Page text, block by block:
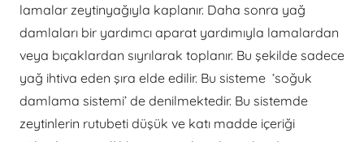
lamalar zeytinyağıyla kaplanır. Daha sonra yağ
damlaları bir yardımcı aparat yardımıyla lamalardan
veya bıçaklardan sıyrılarak toplanır. Bu şekilde sadece
yağ ihtiva eden şıra elde edilir. Bu sisteme ‘soğuk
damlama sistemi’ de denilmektedir. Bu sistemde
zeytinlerin rutubeti düşük ve katı madde içeriği